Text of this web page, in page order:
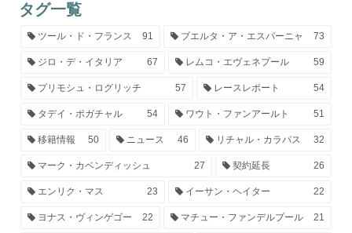
タグ一覧
ツール・ド・フランス 91 ブエルタ・ア・エスパーニャ 73
ジロ・デ・イタリア 67 レムコ・エヴェネプール 59
プリモシュ・ログリッチ 57 レースレポート 54
タデイ・ポガチャル 54 ワウト・ファンアールト 51
移籍情報 50 ニュース 46 リチャル・カラパス 32
マーク・カベンディッシュ 27 契約延長 26
エンリク・マス 23 イーサン・ヘイター 22
ヨナス・ヴィンゲゴー 22 マチュー・ファンデルプール 21